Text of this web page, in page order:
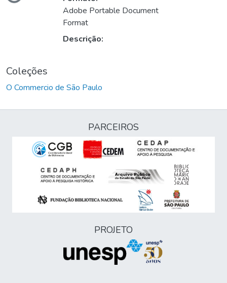
Adobe Portable Document
Format
Descrição:
Coleções
O Commercio de São Paulo
PARCEIROS
PROJETO